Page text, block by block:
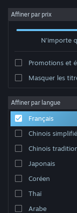
Se connecter
Magasin
À propos
Support
Changer la langue
Télécharger
Voir version ordi. du
Affiner par prix
N'importe
Promotions et
Masquer les
Affiner par langue
Français
Chinois simplifié
Chinois
Japonais
Coréen
Thaï
Arabe
Développement :
Trier par Pertinence
0 résultats
exclus selon vos